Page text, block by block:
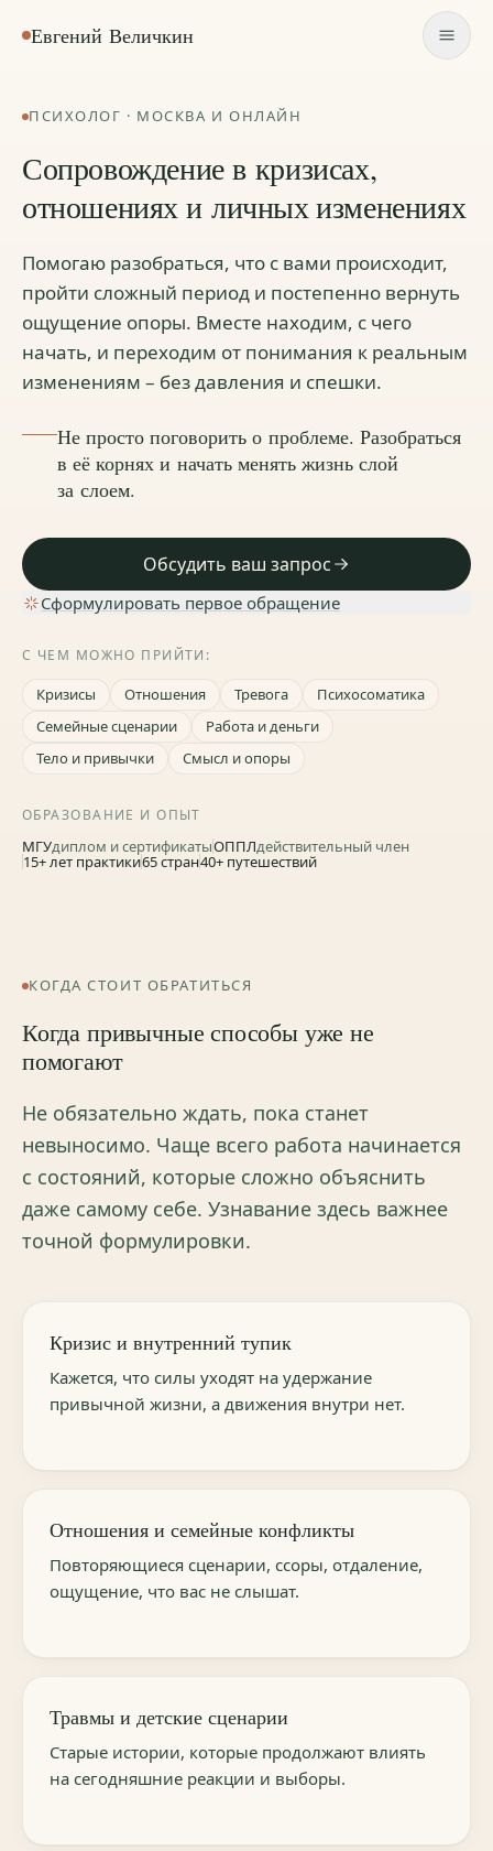
Евгений Величкин
ПСИХОЛОГ · МОСКВА И ОНЛАЙН
Сопровождение в кризисах,
отношениях и личных изменениях
Помогаю разобраться, что с вами происходит,
пройти сложный период и постепенно вернуть
ощущение опоры. Вместе находим, с чего
начать, и переходим от понимания к реальным
изменениям – без давления и спешки.
Не просто поговорить о проблеме. Разобраться
в её корнях и начать менять жизнь слой
за слоем.
Обсудить ваш запрос
Сформулировать первое обращение
С ЧЕМ МОЖНО ПРИЙТИ:
Кризисы Отношения Тревога
Психосоматика
Семейные сценарии
Работа и деньги
Тело и привычки
Смысл и опоры
ОБРАЗОВАНИЕ И ОПЫТ
МГУдиплом и сертификатыОППЛдействительный член
15+ лет практики65 стран40+ путешествий
Евгений Величкин
Очно – Москва·Онлайн – из любой точки
КОГДА СТОИТ ОБРАТИТЬСЯ
Когда привычные способы уже не
помогают
Не обязательно ждать, пока станет
невыносимо. Чаще всего работа начинается
с состояний, которые сложно объяснить
даже самому себе. Узнавание здесь важнее
точной формулировки.
Кризис и внутренний тупик
Кажется, что силы уходят на удержание
привычной жизни, а движения внутри нет.
Отношения и семейные конфликты
Повторяющиеся сценарии, ссоры, отдаление,
ощущение, что вас не слышат.
Травмы и детские сценарии
Старые истории, которые продолжают влиять
на сегодняшние реакции и выборы.